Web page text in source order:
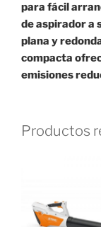
para fácil
de aspirador a
plana y
compacta
emisiones
Productos